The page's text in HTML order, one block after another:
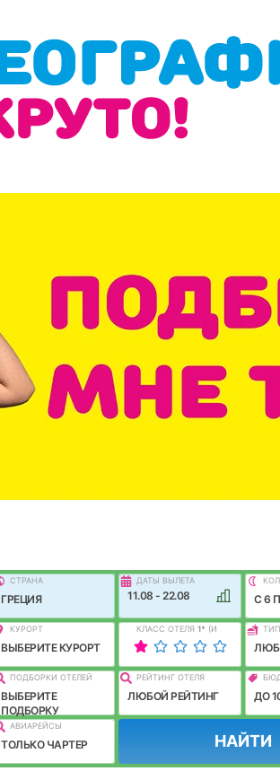
СТРАНА
ГРЕЦИЯ
ДАТЫ ВЫЛЕТА
11.08 - 22.08 C 6
КУРОРТ
ВЫБЕРИТЕ КУРОРТ
КЛАСС ОТЕЛЯ 1* (И
ЛУЧШЕ)
ПОДБОРКИ ОТЕЛЕЙ
ВЫБЕРИТЕ
ПОДБОРКУ
РЕЙТИНГ ОТЕЛЯ
ЛЮБОЙ РЕЙТИНГ ДО
АВИАРЕЙСЫ
ТОЛЬКО ЧАРТЕР НАЙТИ